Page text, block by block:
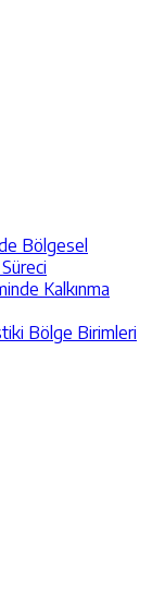
Bölgesel
Kalkınma
Bölge Birimleri